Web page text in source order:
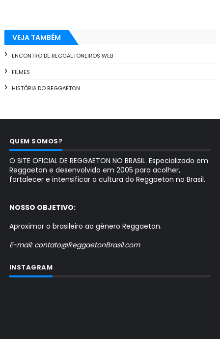
VEJA TAMBÉM
ENCONTRO DE REGGAETONEIROS WEB
FILMES
HISTÓRIA DO REGGAETON
QUEM SOMOS?
O SITE OFICIAL DE REGGAETON NO BRASIL. Especializado em
Reggaeton e desenvolvido em 2005 para acolher,
fortalecer e intensificar a cultura do Reggaeton no Brasil.
NOSSO OBJETIVO:
Aproximar o brasileiro ao gênero Reggaeton.
E-mail: contato@ReggaetonBrasil.com
INSTAGRAM